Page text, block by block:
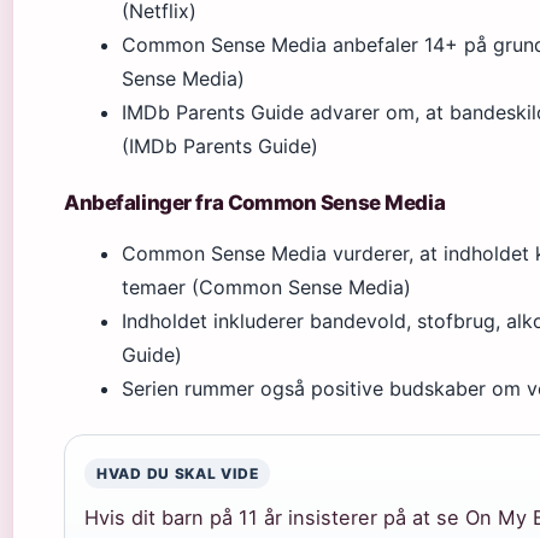
(Netflix)
Common Sense Media anbefaler 14+ på
Sense Media)
IMDb Parents Guide advarer om, at
(IMDb Parents Guide)
Anbefalinger fra Common Sense Media
Common Sense Media vurderer, at
temaer (Common Sense Media)
Indholdet inkluderer bandevold, stofbrug,
Guide)
Serien rummer også positive budskaber om
HVAD DU SKAL VIDE
Hvis dit barn på 11 år insisterer på at se On